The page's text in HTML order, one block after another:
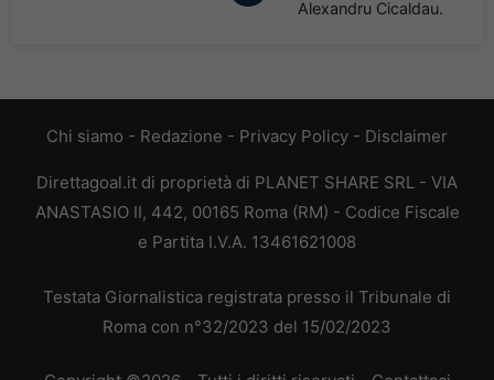
Alexandru Cicaldau.
Chi siamo - Redazione - Privacy Policy - Disclaimer
Direttagoal.it di proprietà di PLANET SHARE SRL - VIA
ANASTASIO II, 442, 00165 Roma (RM) - Codice Fiscale
e Partita I.V.A. 13461621008
Testata Giornalistica registrata presso il Tribunale di
Roma con n°32/2023 del 15/02/2023